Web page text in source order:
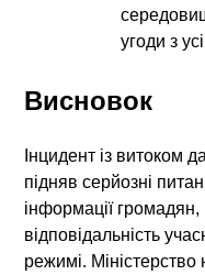
угоди з
Висновок
Інцидент із витоком
підняв серйозні
інформації громадян,
відповідальність
режимі. Міністерство